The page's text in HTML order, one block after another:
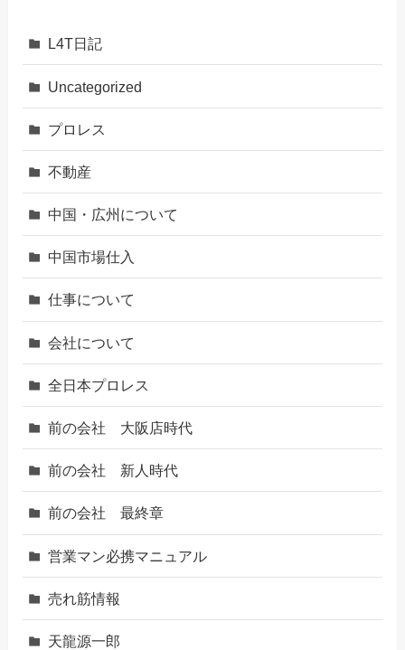
L4T日記
Uncategorized
プロレス
不動産
中国・広州について
中国市場仕入
仕事について
会社について
全日本プロレス
前の会社 大阪店時代
前の会社 新人時代
前の会社 最終章
営業マン必携マニュアル
売れ筋情報
天龍源一郎